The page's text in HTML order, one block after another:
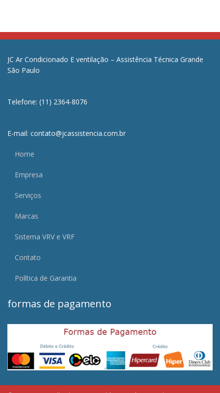
JC Ar Condicionado E ventilação – Assistência Técnica Grande
São Paulo
Telefone: (11) 2364-8076
E-mail: contato@jcassistencia.com.br
Home
Empresa
Serviços
Marcas
Sistema VRV e VRF
Contato
Política de Garantia
formas de pagamento